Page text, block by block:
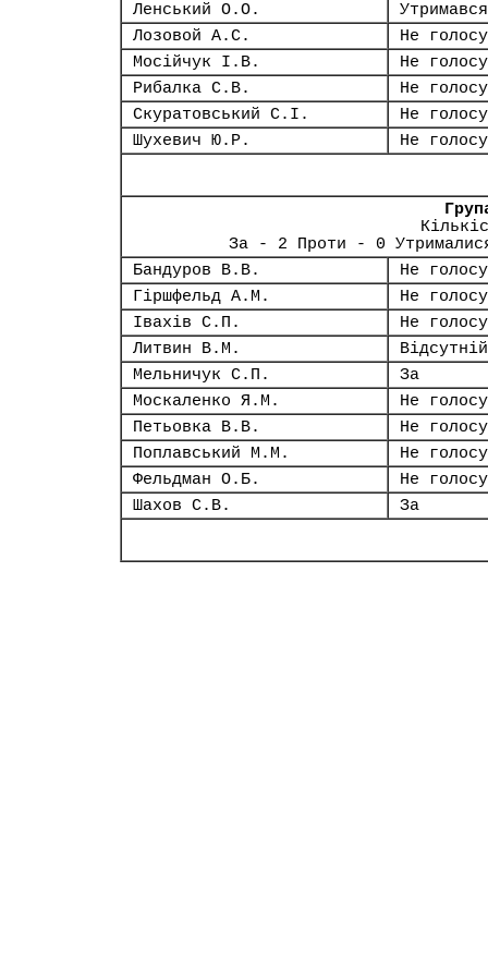
Ленський О.О.
Утримався
Лозовой А.С.
Не
Мосійчук І.В.
Не
Рибалка С.В.
Не
Скуратовський С.І.
Не
Шухевич Ю.Р.
Не
За - 2 Проти - 0
Бандуров В.В.
Не
Гіршфельд А.М.
Не
Івахів С.П.
Не
Литвин В.М.
Відсутній
Мельничук С.П.
За
Москаленко Я.М.
Не
Петьовка В.В.
Не
Поплавський М.М.
Не
Фельдман О.Б.
Не
Шахов С.В.
За